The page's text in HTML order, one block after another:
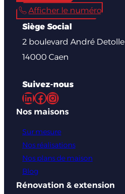
Afficher le numéro
Siège Social
2 boulevard André Detolle
14000 Caen
Suivez-nous
LinkedIn Facebook Instagram
Nos maisons
Sur mesure
Nos réalisations
Nos plans de maison
Blog
Rénovation & extension